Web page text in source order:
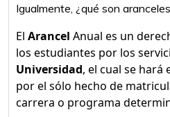
Igualmente, ¿qué son
El Arancel Anual es un
los estudiantes por los
Universidad, el cual se hará
por el sólo hecho de
carrera o programa